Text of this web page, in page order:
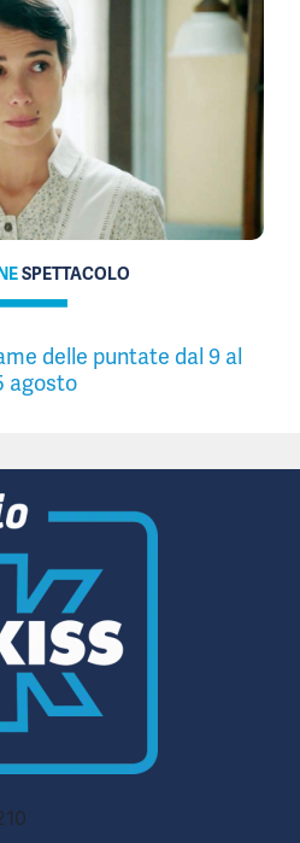
SPETTACOLO
delle puntate dal 9 al
agosto